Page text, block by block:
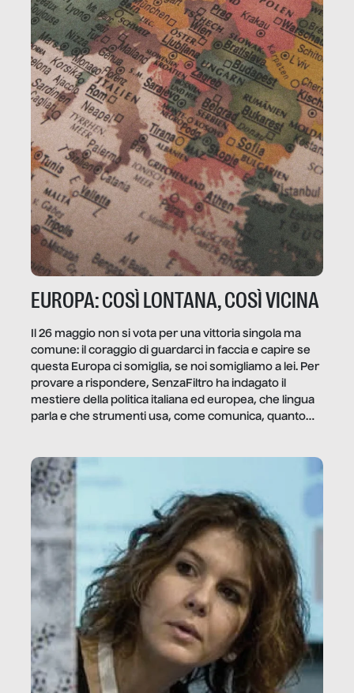
EUROPA: COSÌ LONTANA, COSÌ VICINA
Il 26 maggio non si vota per una vittoria singola ma
comune: il coraggio di guardarci in faccia e capire se
questa Europa ci somiglia, se noi somigliamo a lei. Per
provare a rispondere, SenzaFiltro ha indagato il
mestiere della politica italiana ed europea, che lingua
parla e che strumenti usa, come comunica, quanto